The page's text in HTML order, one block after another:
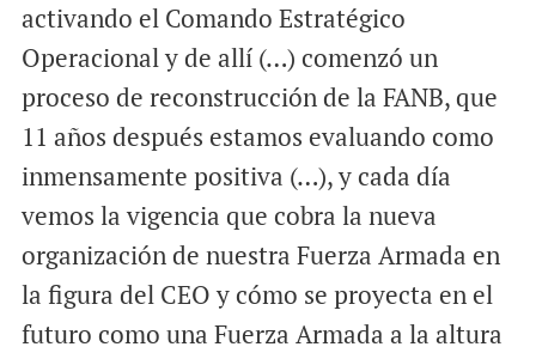
activando el Comando Estratégico
Operacional y de allí (…) comenzó un
proceso de reconstrucción de la FANB, que
11 años después estamos evaluando como
inmensamente positiva (…), y cada día
vemos la vigencia que cobra la nueva
organización de nuestra Fuerza Armada en
la figura del CEO y cómo se proyecta en el
futuro como una Fuerza Armada a la altura